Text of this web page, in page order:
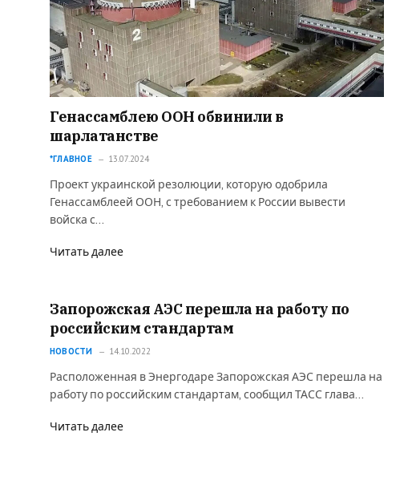
Генассамблею ООН обвинили в
шарлатанстве
*ГЛАВНОЕ 13.07.2024
Проект украинской резолюции, которую одобрила
Генассамблеей ООН, с требованием к России вывести
войска с…
Читать далее
Запорожская АЭС перешла на работу по
российским стандартам
НОВОСТИ 14.10.2022
Расположенная в Энергодаре Запорожская АЭС перешла на
работу по российским стандартам, сообщил ТАСС глава…
Читать далее